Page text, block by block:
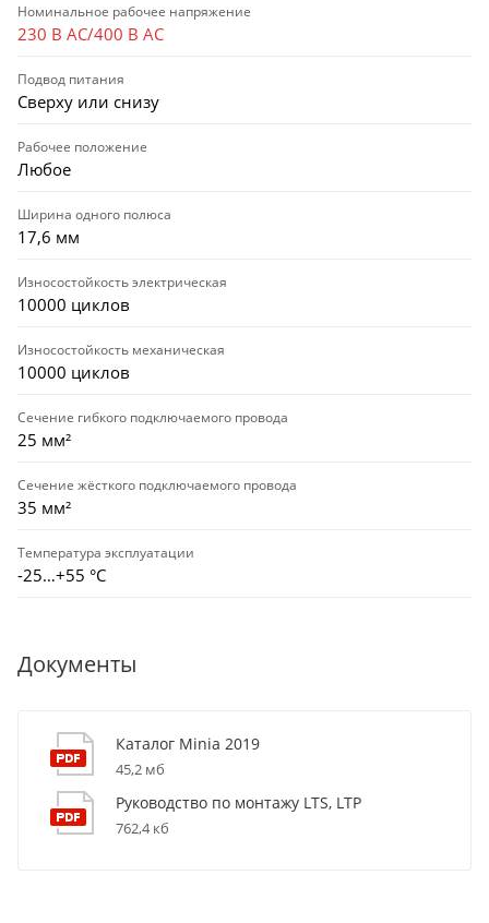
Номинальное рабочее напряжение
230 В AC/400 В AC
Подвод питания
Сверху или снизу
Рабочее положение
Любое
Ширина одного полюса
17,6 мм
Износостойкость электрическая
10000 циклов
Износостойкость механическая
10000 циклов
Сечение гибкого подключаемого провода
25 мм²
Сечение жёсткого подключаемого провода
35 мм²
Температура эксплуатации
-25…+55 °С
Документы
Каталог Minia 2019
45,2 мб
Руководство по монтажу LTS, LTP
762,4 кб